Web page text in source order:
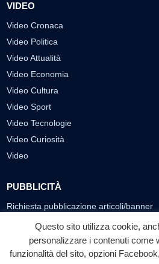
VIDEO
Video Cronaca
Video Politica
Video Attualità
Video Economia
Video Cultura
Video Sport
Video Tecnologie
Video Curiosità
Video
PUBBLICITÀ
Richiesta pubblicazione articoli/banner
SEGUICI SUI SOCIAL
f ◎
Questo sito utilizza cookie,
personalizzare i contenuti come
funzionalità del sito, opzioni